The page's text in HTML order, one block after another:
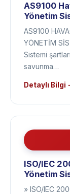
AS9100
Yönetim
AS9100
YÖNETİM
Sistemi
savunma…
ISO/IEC
Yönetim